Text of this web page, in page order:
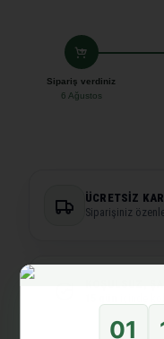
Sipariş verdiniz
6 Ağustos
ÜCRETSIZ
Siparişiniz özenle
KOŞULSUZ,
01